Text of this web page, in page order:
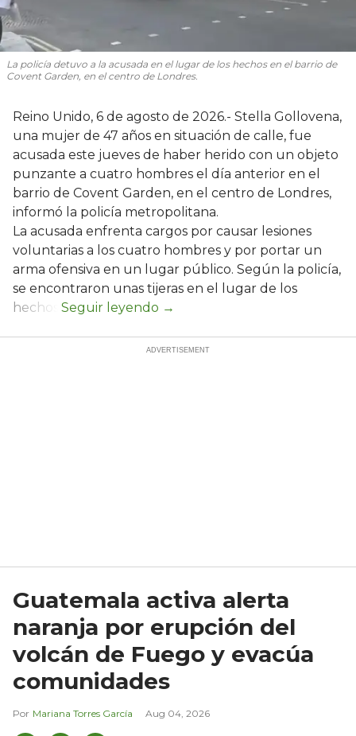
La policía detuvo a la acusada en el lugar de los hechos en el barrio de
Covent Garden, en el centro de Londres.
Reino Unido, 6 de agosto de 2026.- Stella Gollovena,
una mujer de 47 años en situación de calle, fue
acusada este jueves de haber herido con un objeto
punzante a cuatro hombres el día anterior en el
barrio de Covent Garden, en el centro de Londres,
informó la policía metropolitana.
La acusada enfrenta cargos por causar lesiones
voluntarias a los cuatro hombres y por portar un
arma ofensiva en un lugar público. Según la policía,
se encontraron unas tijeras en el lugar de los
hechos.
Guatemala activa alerta
naranja por erupción del
volcán de Fuego y evacúa
comunidades
Mariana Torres García Aug 04, 2026